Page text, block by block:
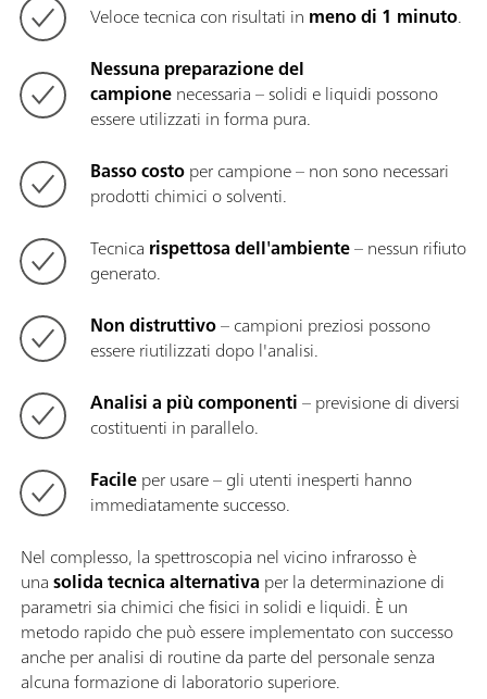
Veloce tecnica con risultati in meno di 1 minuto.
Nessuna preparazione del
campionenecessaria – solidi e liquidi possono
essere utilizzati in forma pura.
Basso costoper campione – non sono necessari
prodotti chimici o solventi.
Tecnica rispettosa dell'ambiente– nessun rifiuto
generato.
Non distruttivo– campioni preziosi possono
essere riutilizzati dopo l'analisi.
Analisi a più componenti– previsione di diversi
costituenti in parallelo.
Facileper usare – gli utenti inesperti hanno
immediatamente successo.
Nel complesso, la spettroscopia nel vicino infrarosso è
unasolida tecnica alternativa per la determinazione di
parametri sia chimici che fisici in solidi e liquidi. È un
metodo rapido che può essere implementato con successo
anche per analisi di routine da parte del personale senza
alcuna formazione di laboratorio superiore.